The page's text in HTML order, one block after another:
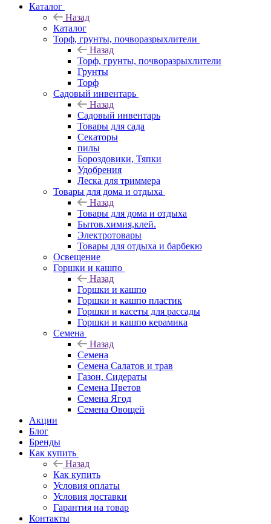
Каталог
Назад
Каталог
Торф, грунты, почворазрыхлители
Назад
Торф, грунты, почворазрыхлители
Грунты
Торф
Садовый инвентарь
Назад
Садовый инвентарь
Товары для сада
Секаторы
пилы
Бороздовики, Тяпки
Удобрения
Леска для триммера
Товары для дома и отдыха
Назад
Товары для дома и отдыха
Бытов.химия,клей.
Электротовары
Товары для отдыха и барбекю
Освещение
Горшки и кашпо
Назад
Горшки и кашпо
Горшки и кашпо пластик
Горшки и касеты для рассады
Горшки и кашпо керамика
Семена
Назад
Семена
Семена Салатов и трав
Газон, Сидераты
Семена Цветов
Семена Ягод
Семена Овощей
Акции
Блог
Бренды
Как купить
Назад
Как купить
Условия оплаты
Условия доставки
Гарантия на товар
Контакты